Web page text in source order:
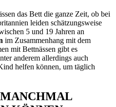
das Bett die ganze Zeit, ob bei
leiden schätzungsweise
5 und 19 Jahren an
im Zusammenhang mit dem
mit Bettnässen gibt es
anderem allerdings auch
helfen können, um täglich